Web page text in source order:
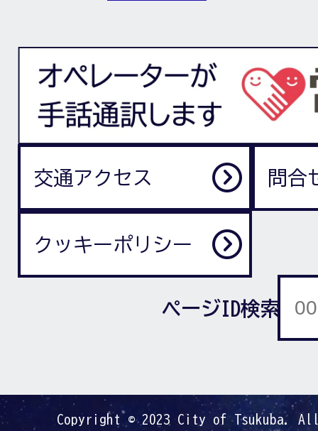
交通アクセス 問合
クッキーポリシー
ページID検索
Copyright © 2023 City of Tsukuba.